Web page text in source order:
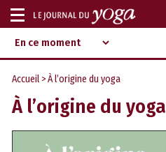
Aller
au
contenu
d‘information
indépendant
Afficher
ou
masquer
la
navigation
Accueil > À l’origine du yoga
À l’origine du yoga